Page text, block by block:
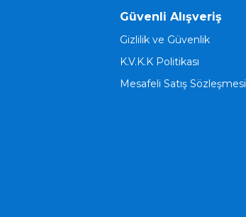
Güvenli Alışveriş
Gizlilik ve Güvenlik
K.V.K.K Politikası
Mesafeli Satış Sözleşmesi